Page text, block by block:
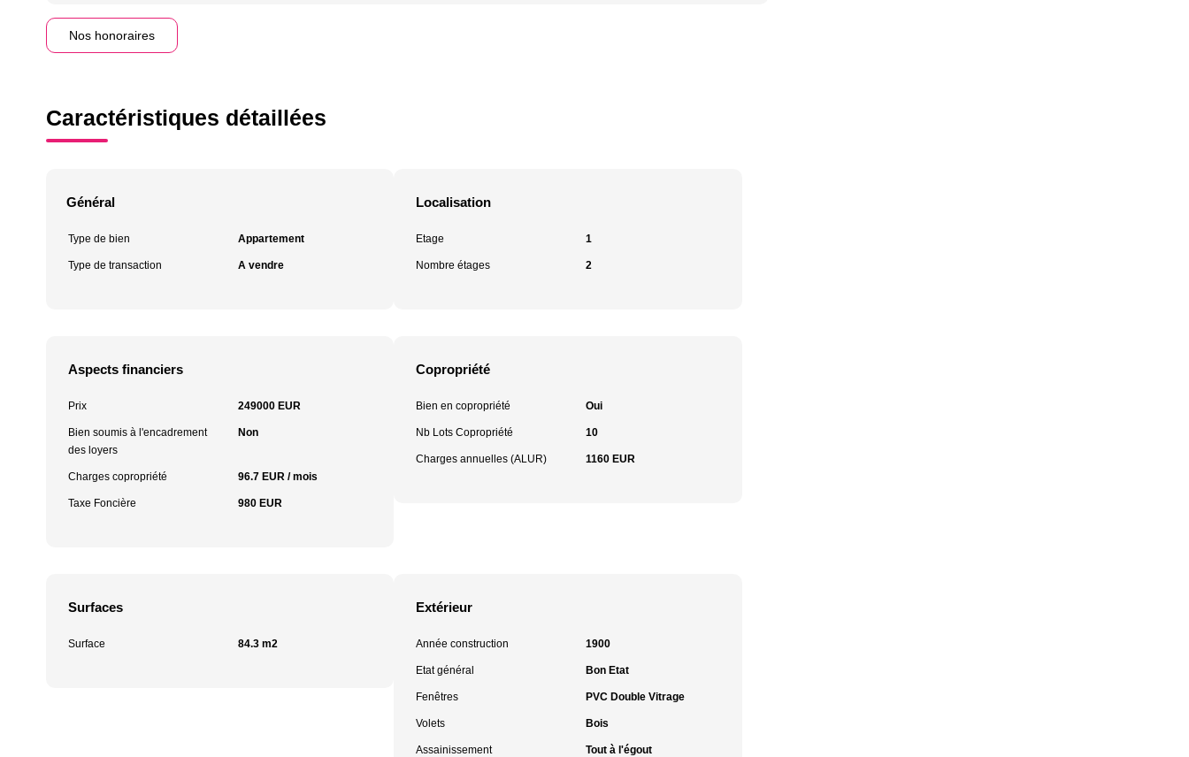
Nos honoraires
Caractéristiques détaillées
Général
Type de bien Appartement
Type de transaction A vendre
Localisation
Etage 1
Nombre étages 2
Aspects financiers
Prix 249000 EUR
Bien soumis à l'encadrement
des loyers
Non
Charges copropriété 96.7 EUR / mois
Taxe Foncière 980 EUR
Copropriété
Bien en copropriété Oui
Nb Lots Copropriété 10
Charges annuelles (ALUR) 1160 EUR
Surfaces
Surface 84.3 m2
Extérieur
Année construction 1900
Etat général Bon Etat
Fenêtres PVC Double Vitrage
Volets Bois
Assainissement Tout à l'égout